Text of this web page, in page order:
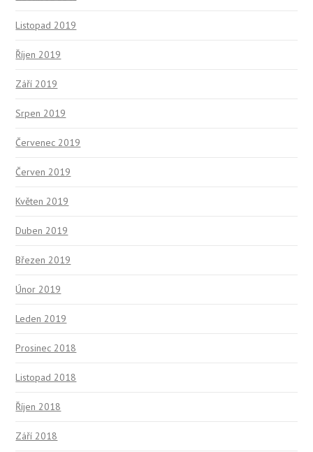
Listopad 2019
Říjen 2019
Září 2019
Srpen 2019
Červenec 2019
Červen 2019
Květen 2019
Duben 2019
Březen 2019
Únor 2019
Leden 2019
Prosinec 2018
Listopad 2018
Říjen 2018
Září 2018